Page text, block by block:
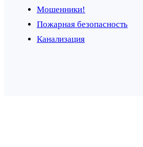
Мошенники!
Пожарная безопасность
Канализация